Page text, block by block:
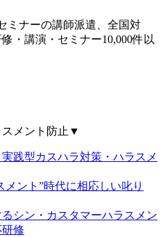
ミナーの講師派遣、全国対
・講演・セミナー10,000件以
メント防止 ▼
践型カスハラ対策・ハラスメ
メント”時代に相応しい叱り
シン・カスタマーハラスメン
研修